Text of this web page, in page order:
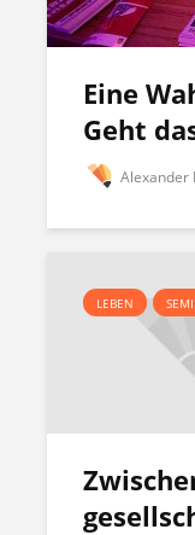
Eine
Geht
Alexander
LEBEN